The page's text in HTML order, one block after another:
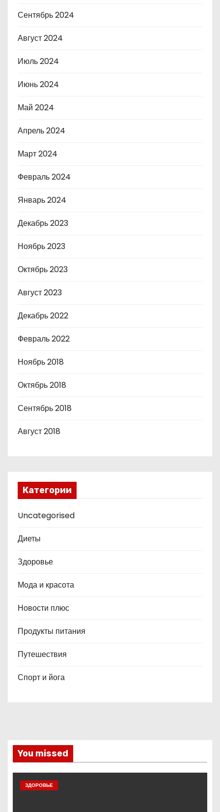
Сентябрь 2024
Август 2024
Июль 2024
Июнь 2024
Май 2024
Апрель 2024
Март 2024
Февраль 2024
Январь 2024
Декабрь 2023
Ноябрь 2023
Октябрь 2023
Август 2023
Декабрь 2022
Февраль 2022
Ноябрь 2018
Октябрь 2018
Сентябрь 2018
Август 2018
Категории
Uncategorised
Диеты
Здоровье
Мода и красота
Новости плюс
Продукты питания
Путешествия
Спорт и йога
You missed
ЗДОРОВЬЕ